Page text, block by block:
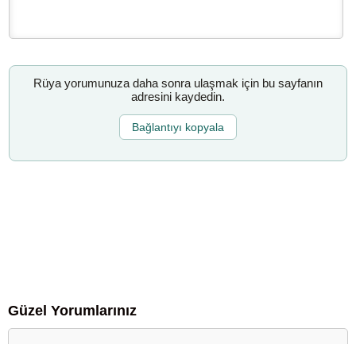
Rüya yorumunuza daha sonra ulaşmak için bu sayfanın
adresini kaydedin.
Bağlantıyı kopyala
Güzel Yorumlarınız